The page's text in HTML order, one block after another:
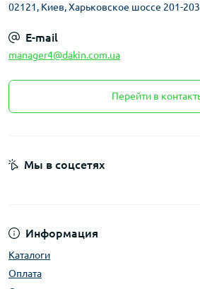
02121, Киев, Харьковское шоссе 201-
E-mail
manager4@dakin.com.ua
Перейти в
Информация
Каталоги
Оплата
Мы в соцсетях